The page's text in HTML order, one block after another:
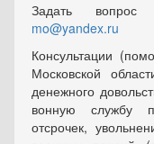
Задать
mo@yandex.ru
Консультации
Московской
денежного
вонную службу
отсрочек,